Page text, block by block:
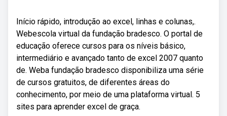
Início rápido, introdução ao excel, linhas e colunas,.
Webescola virtual da fundação bradesco. O portal de
educação oferece cursos para os níveis básico,
intermediário e avançado tanto de excel 2007 quanto
de. Weba fundação bradesco disponibiliza uma série
de cursos gratuitos, de diferentes áreas do
conhecimento, por meio de uma plataforma virtual. 5
sites para aprender excel de graça.